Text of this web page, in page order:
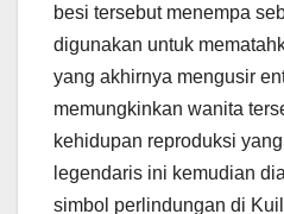
besi tersebut menempa
digunakan untuk
yang akhirnya mengusir
memungkinkan wanita
kehidupan reproduksi
legendaris ini kemudian
simbol perlindungan di